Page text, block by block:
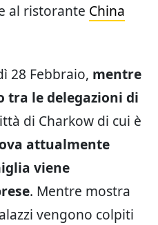
al ristorante China
28 Febbraio, mentre
tra le delegazioni di
di Charkow di cui è
attualmente
viene
. Mentre mostra
vengono colpiti